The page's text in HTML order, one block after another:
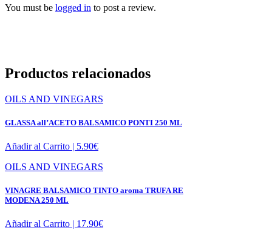
You must be logged in to post a review.
Productos relacionados
OILS AND VINEGARS
GLASSA all’ACETO BALSAMICO PONTI 250 ML
Añadir al Carrito | 5.90€
OILS AND VINEGARS
VINAGRE BALSAMICO TINTO aroma TRUFA RE
MODENA 250 ML
Añadir al Carrito | 17.90€